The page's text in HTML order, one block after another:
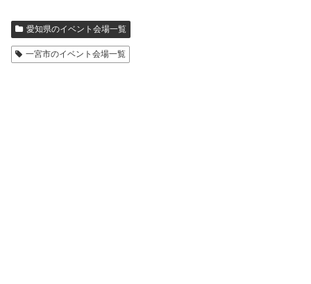
愛知県のイベント会場一覧
一宮市のイベント会場一覧